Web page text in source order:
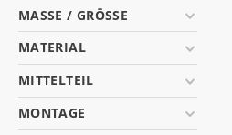
MASSE / GRÖSSE
MATERIAL
MITTELTEIL
MONTAGE